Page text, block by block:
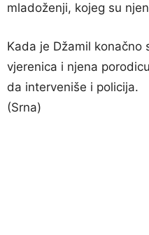
mladoženji, kojeg su
Kada je Džamil konačno
vjerenica i njena
da interveniše i policija.
(Srna)